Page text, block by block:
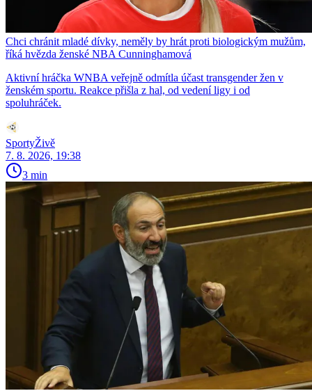
Chci chránit mladé dívky, neměly by hrát proti biologickým mužům,
říká hvězda ženské NBA Cunninghamová
Aktivní hráčka WNBA veřejně odmítla účast transgender žen v
ženském sportu. Reakce přišla z hal, od vedení ligy i od
spoluhráček.
SportyŽivě
7. 8. 2026, 19:38
3 min